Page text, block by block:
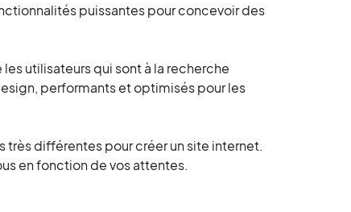
puissantes pour concevoir des
utilisateurs qui sont à la recherche
performants et optimisés pour les
très différentes pour créer un site internet.
en fonction de vos attentes.